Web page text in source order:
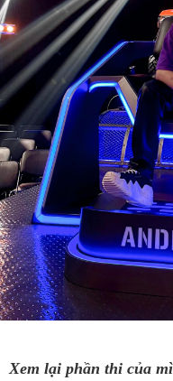
Xem lại phần thi của